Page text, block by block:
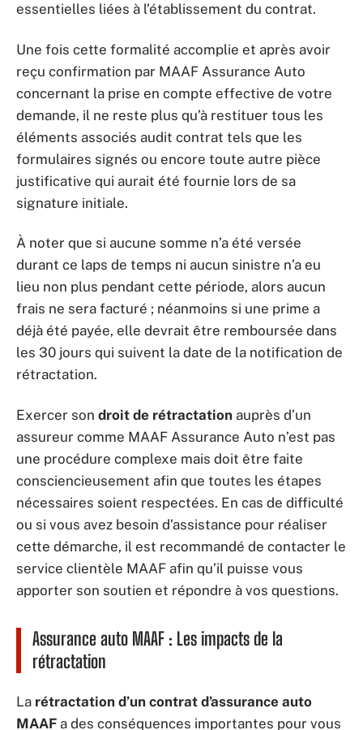
essentielles liées à l’établissement du contrat.
Une fois cette formalité accomplie et après avoir
reçu confirmation par MAAF Assurance Auto
concernant la prise en compte effective de votre
demande, il ne reste plus qu’à restituer tous les
éléments associés audit contrat tels que les
formulaires signés ou encore toute autre pièce
justificative qui aurait été fournie lors de sa
signature initiale.
À noter que si aucune somme n’a été versée
durant ce laps de temps ni aucun sinistre n’a eu
lieu non plus pendant cette période, alors aucun
frais ne sera facturé ; néanmoins si une prime a
déjà été payée, elle devrait être remboursée dans
les 30 jours qui suivent la date de la notification de
rétractation.
Exercer son droit de rétractation auprès d’un
assureur comme MAAF Assurance Auto n’est pas
une procédure complexe mais doit être faite
consciencieusement afin que toutes les étapes
nécessaires soient respectées. En cas de difficulté
ou si vous avez besoin d’assistance pour réaliser
cette démarche, il est recommandé de contacter le
service clientèle MAAF afin qu’il puisse vous
apporter son soutien et répondre à vos questions.
Assurance auto MAAF : Les impacts de la
rétractation
La rétractation d’un contrat d’assurance auto
MAAF a des conséquences importantes pour vous